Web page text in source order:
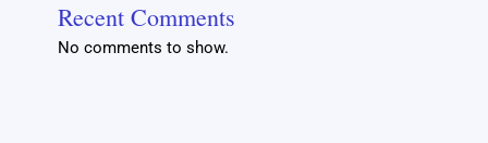
Recent Comments
No comments to show.